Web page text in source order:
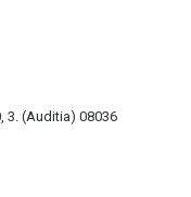
3. (Auditia) 08036